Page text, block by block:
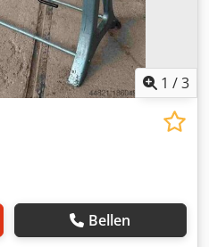
op vergrendelbare
het Duits of Engels
1 /3
Bellen